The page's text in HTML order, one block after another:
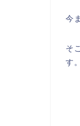
今
そ
す。